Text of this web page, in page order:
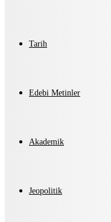
Tarih
Edebi Metinler
Akademik
Jeopolitik